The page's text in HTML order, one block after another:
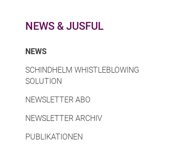
NEWS & JUSFUL
NEWS(CURRENT)
SCHINDHELM WHISTLEBLOWING
SOLUTION
NEWSLETTER ABO
NEWSLETTER ARCHIV
PUBLIKATIONEN